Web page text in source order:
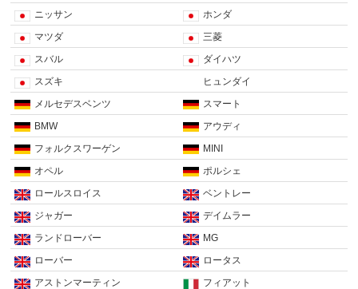
ニッサン
ホンダ
マツダ
三菱
スバル
ダイハツ
スズキ
ヒュンダイ
メルセデスベンツ
スマート
BMW
アウディ
フォルクスワーゲン
MINI
オペル
ポルシェ
ロールスロイス
ベントレー
ジャガー
デイムラー
ランドローバー
MG
ローバー
ロータス
アストンマーティン
フィアット